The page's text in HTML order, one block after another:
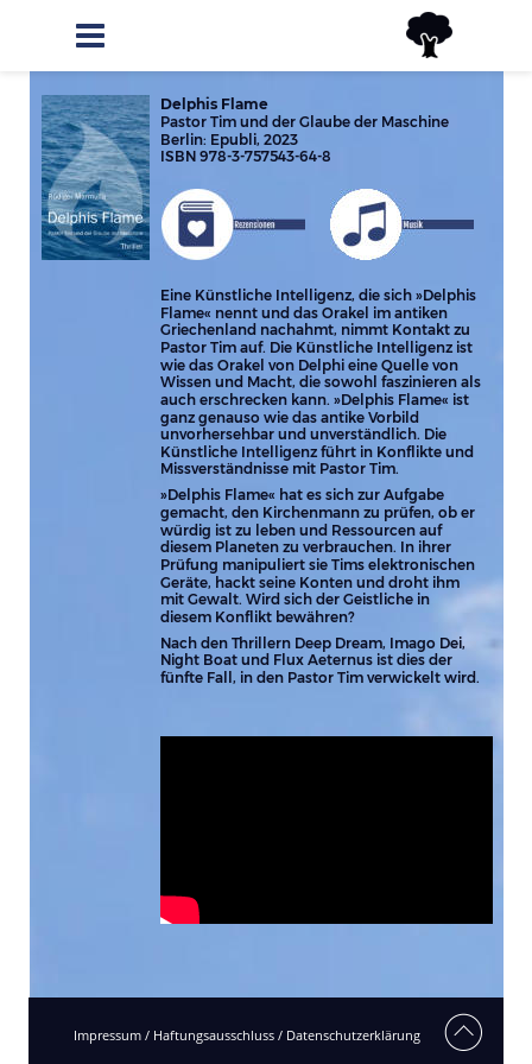
Delphis Flame
Pastor Tim und der Glaube der Maschine
Berlin: Epubli, 2023
ISBN 978-3-757543-64-8
Eine Künstliche Intelligenz, die sich »Delphis
Flame« nennt und das Orakel im antiken
Griechenland nachahmt, nimmt Kontakt zu
Pastor Tim auf. Die Künstliche Intelligenz ist
wie das Orakel von Delphi eine Quelle von
Wissen und Macht, die sowohl faszinieren als
auch erschrecken kann. »Delphis Flame« ist
ganz genauso wie das antike Vorbild
unvorhersehbar und unverständlich. Die
Künstliche Intelligenz führt in Konflikte und
Missverständnisse mit Pastor Tim.
»Delphis Flame« hat es sich zur Aufgabe
gemacht, den Kirchenmann zu prüfen, ob er
würdig ist zu leben und Ressourcen auf
diesem Planeten zu verbrauchen. In ihrer
Prüfung manipuliert sie Tims elektronischen
Geräte, hackt seine Konten und droht ihm
mit Gewalt. Wird sich der Geistliche in
diesem Konflikt bewähren?
Nach den Thrillern Deep Dream, Imago Dei,
Night Boat und Flux Aeternus ist dies der
fünfte Fall, in den Pastor Tim verwickelt wird.
Impressum / Haftungsausschluss / Datenschutzerklärung